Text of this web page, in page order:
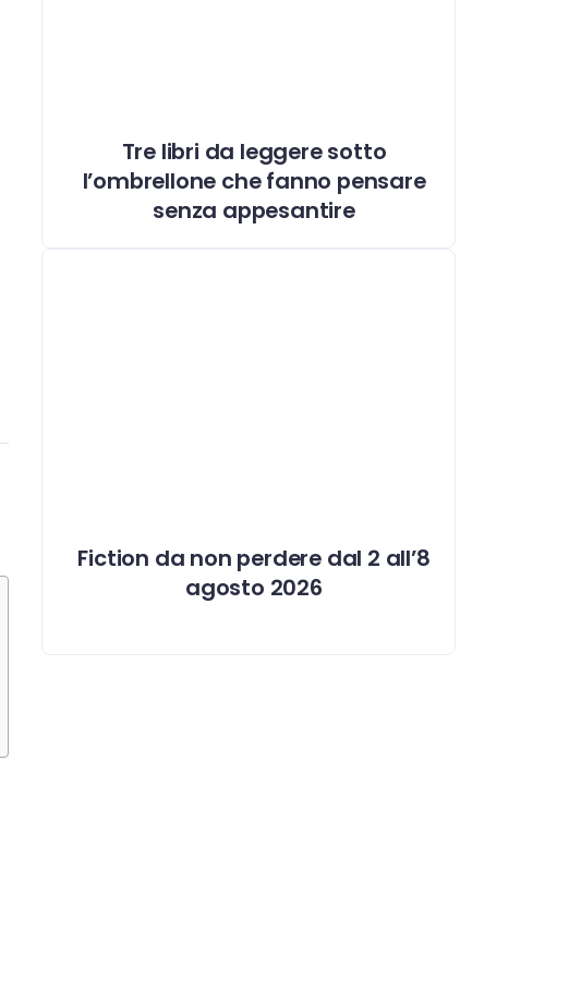
Tre libri da leggere sotto
l’ombrellone che fanno pensare
senza appesantire
Fiction da non perdere dal 2 all’8
agosto 2026